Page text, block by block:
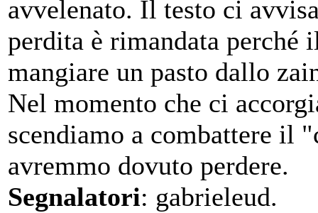
avvelenato. Il testo ci
perdita è rimandata perché
mangiare un pasto dallo
Nel momento che ci
scendiamo a combattere il
avremmo dovuto perdere.
Segnalatori: gabrieleud.